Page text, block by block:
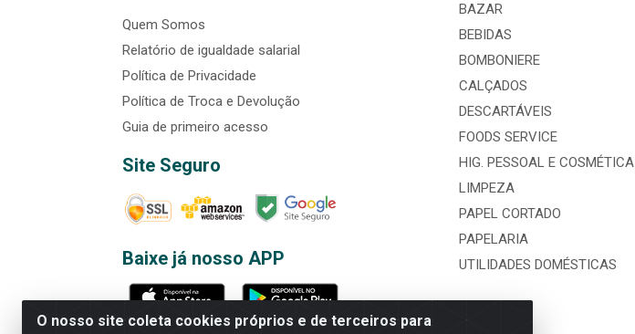
O nosso site coleta cookies próprios e de terceiros para
Quem Somos
Relatório de igualdade salarial
Política de Privacidade
Política de Troca e Devolução
Guia de primeiro acesso
Site Seguro
Baixe já nosso APP
BAZAR
BEBIDAS
BOMBONIERE
CALÇADOS
DESCARTÁVEIS
FOODS SERVICE
HIG. PESSOAL E COSMÉTICA
LIMPEZA
PAPEL CORTADO
PAPELARIA
UTILIDADES DOMÉSTICAS